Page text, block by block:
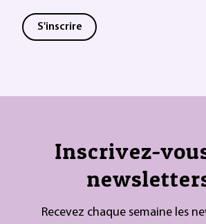
S'inscrire
Inscrivez-
Recevez chaque semaine les